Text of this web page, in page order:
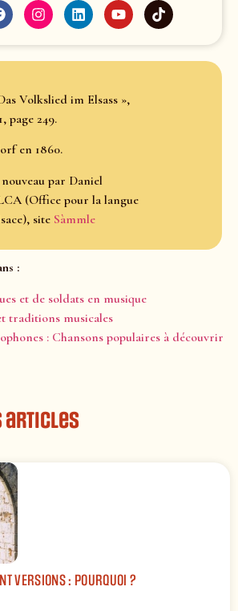
Volkslied im Elsass »,
page 249.
en 1860.
par Daniel
(Office pour la langue
site Sàmmle
:
et de soldats en musique
traditions musicales
: Chansons populaires à découvrir
articles
VERSIONS : POURQUOI ?